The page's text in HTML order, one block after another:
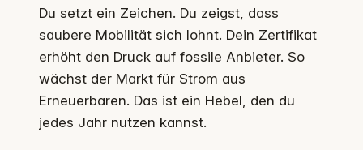
Du setzt ein Zeichen. Du zeigst, dass
saubere Mobilität sich lohnt. Dein Zertifikat
erhöht den Druck auf fossile Anbieter. So
wächst der Markt für Strom aus
Erneuerbaren. Das ist ein Hebel, den du
jedes Jahr nutzen kannst.